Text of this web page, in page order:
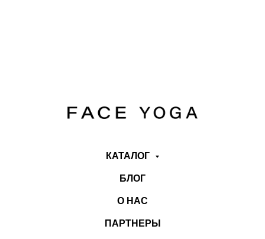
КАТАЛОГ
БЛОГ
О НАС
ПАРТНЕРЫ